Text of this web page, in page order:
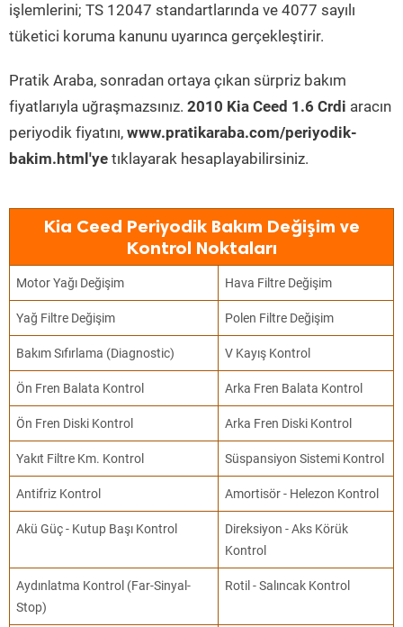
işlemlerini; TS 12047 standartlarında ve 4077 sayılı
tüketici koruma kanunu uyarınca gerçekleştirir.
Pratik Araba, sonradan ortaya çıkan sürpriz bakım
fiyatlarıyla uğraşmazsınız. 2010 Kia Ceed 1.6 Crdi aracın
periyodik fiyatını, www.pratikaraba.com/periyodik-
bakim.html'ye tıklayarak hesaplayabilirsiniz.
Kia Ceed Periyodik Bakım Değişim ve
Kontrol Noktaları
Motor Yağı Değişim Hava Filtre Değişim
Yağ Filtre Değişim Polen Filtre Değişim
Bakım Sıfırlama (Diagnostic) V Kayış Kontrol
Ön Fren Balata Kontrol Arka Fren Balata Kontrol
Ön Fren Diski Kontrol Arka Fren Diski Kontrol
Yakıt Filtre Km. Kontrol Süspansiyon Sistemi Kontrol
Antifriz Kontrol Amortisör - Helezon Kontrol
Akü Güç - Kutup Başı Kontrol
Direksiyon - Aks Körük
Kontrol
Aydınlatma Kontrol (Far-Sinyal-
Stop)
Rotil - Salıncak Kontrol